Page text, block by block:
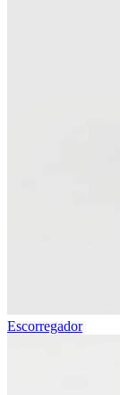
Escorregador